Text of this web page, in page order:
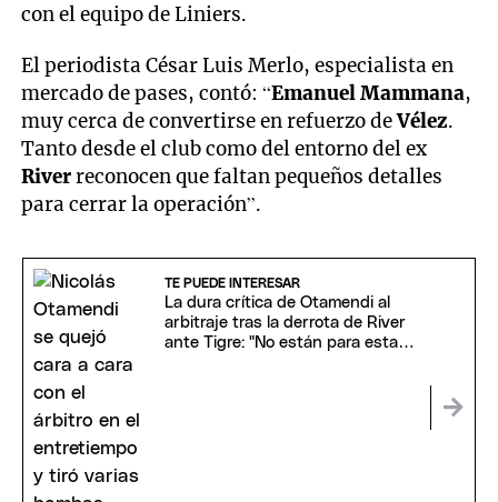
con el equipo de Liniers.
El periodista César Luis Merlo, especialista en
mercado de pases, contó: “Emanuel Mammana,
muy cerca de convertirse en refuerzo deVélez.
Tanto desde el club como del entorno del ex
Riverreconocen que faltan pequeños detalles
para cerrar la operación”.
TE PUEDE INTERESAR
La dura crítica de Otamendi al
arbitraje tras la derrota de River
ante Tigre: "No están para esta